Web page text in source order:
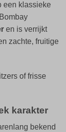
een klassieke
en is verrijkt
zachte, fruitige
of frisse
karakter
bekend